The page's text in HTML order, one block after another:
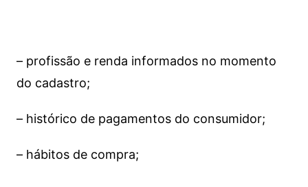
– profissão e renda informados no momento
do cadastro;
– histórico de pagamentos do consumidor;
– hábitos de compra;